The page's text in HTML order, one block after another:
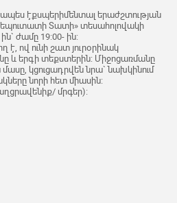
էքսպերիմենտալ երաժշտության
Տատի» տեսահոլովակի
ժամը 19:00- ին:
ով ունի շատ յուրօրինակ
և երգի տեքստերին: Միջոցառմանը
կցուցադրվեն նրա` նախկինում
նորի հետ միասին:
մրգեր):